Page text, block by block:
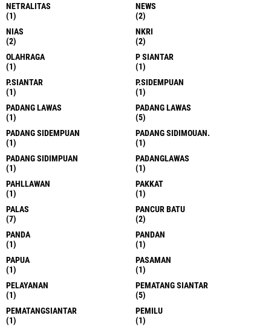
NETRALITAS
(1)
NEWS
(2)
NIAS
(2)
NKRI
(2)
OLAHRAGA
(1)
P SIANTAR
(1)
P.SIANTAR
(1)
P.SIDEMPUAN
(1)
PADANG LAWAS
(1)
PADANG LAWAS
(5)
PADANG SIDEMPUAN
(1)
PADANG SIDIMOUAN.
(1)
PADANG SIDIMPUAN
(1)
PADANGLAWAS
(1)
PAHLLAWAN
(1)
PAKKAT
(1)
PALAS
(7)
PANCUR BATU
(2)
PANDA
(1)
PANDAN
(1)
PAPUA
(1)
PASAMAN
(1)
PELAYANAN
(1)
PEMATANG SIANTAR
(5)
PEMATANGSIANTAR
(1)
PEMILU
(1)